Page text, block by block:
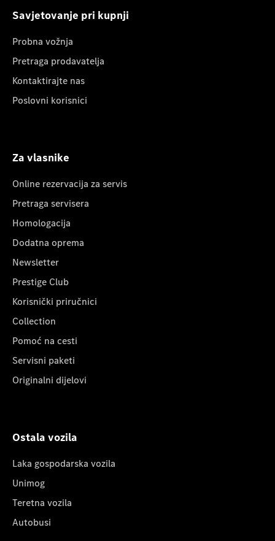
Savjetovanje pri kupnji
Probna vožnja
Pretraga prodavatelja
Kontaktirajte nas
Poslovni korisnici
Za vlasnike
Online rezervacija za servis
Pretraga servisera
Homologacija
Dodatna oprema
Newsletter
Prestige Club
Korisnički priručnici
Collection
Pomoć na cesti
Servisni paketi
Originalni dijelovi
Ostala vozila
Laka gospodarska vozila
Unimog
Teretna vozila
Autobusi